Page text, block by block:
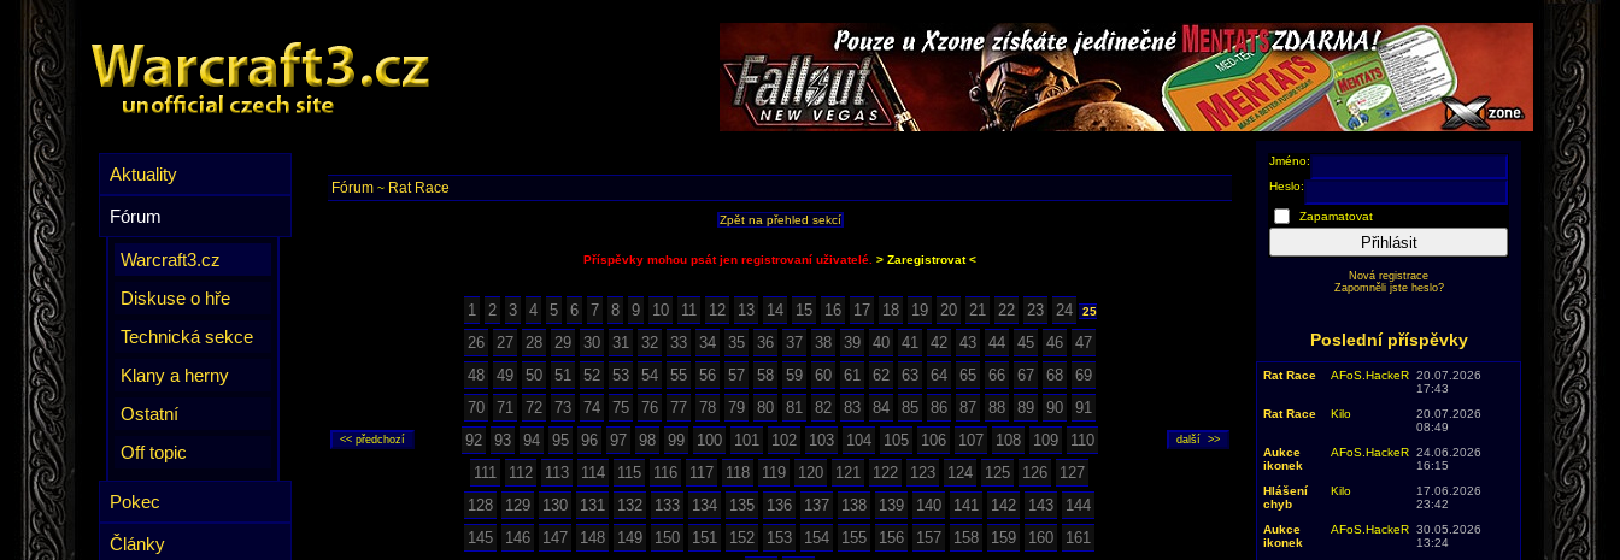
Aktuality
Fórum
Warcraft3.cz
Diskuse o hře
Technická sekce
Klany a herny
Ostatní
Off topic
Pokec
Články
Fórum ~ Rat Race
Zpět na přehled sekcí
Příspěvky mohou psát jen registrovaní uživatelé. > Zaregistrovat <
1 2 3 4 5 6 7 8 9 10 11 12 13 14 15 16 17 18 19 20 21 22 23 24 25
26 27 28 29 30 31 32 33 34 35 36 37 38 39 40 41 42 43 44 45 46
47
48
49 50 51 52 53 54 55 56 57 58 59 60 61 62 63 64 65 66 67 68
69
70
71 72 73 74 75 76 77 78 79 80 81 82 83 84 85 86 87 88 89 90
91
92
93 94 95 96 97 98 99 100 101 102 103 104 105 106 107 108 109
110
111
112 113 114 115 116 117 118 119 120 121 122 123 124 125 126
127
128
129 130 131 132 133 134 135 136 137 138 139 140 141 142 143
144
145
146 147 148 149 150 151 152 153 154 155 156 157 158 159 160
161
Jméno:
Heslo:
Zapamatovat
Přihlásit
Nová registrace
Zapomněli jste heslo?
Poslední příspěvky
Rat Race AFoS.HackeR 20.07.2026
17:43
Rat Race
Kilo
20.07.2026
08:49
Aukce
ikonek
AFoS.HackeR 24.06.2026
16:15
Hlášení
chyb
Kilo
17.06.2026
23:42
Aukce
ikonek
AFoS.HackeR 30.05.2026
13:24